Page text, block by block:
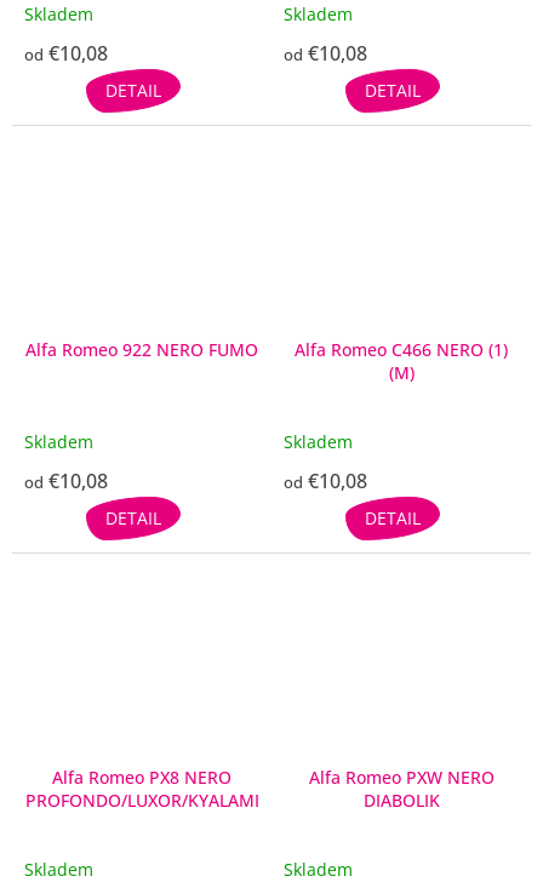
Skladem
od €10,08
DETAIL
Skladem
od €10,08
DETAIL
Alfa Romeo 922 NERO FUMO
Skladem
od €10,08
DETAIL
Alfa Romeo C466 NERO (1)
(M)
Skladem
od €10,08
DETAIL
Alfa Romeo PX8 NERO
PROFONDO/LUXOR/KYALAMI
Skladem
Alfa Romeo PXW NERO
DIABOLIK
Skladem